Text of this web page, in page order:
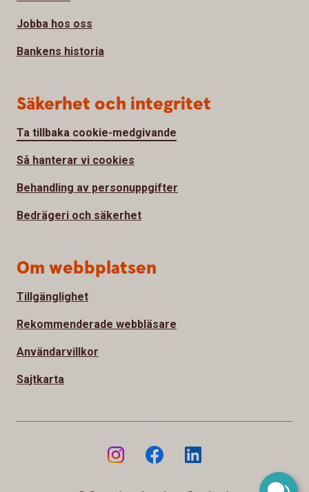
Jobba hos oss
Bankens historia
Säkerhet och integritet
Ta tillbaka cookie-medgivande
Så hanterar vi cookies
Behandling av personuppgifter
Bedrägeri och säkerhet
Om webbplatsen
Tillgänglighet
Rekommenderade webbläsare
Användarvillkor
Sajtkarta